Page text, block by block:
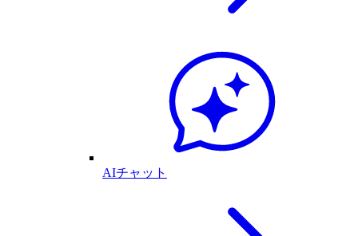
AIチャット